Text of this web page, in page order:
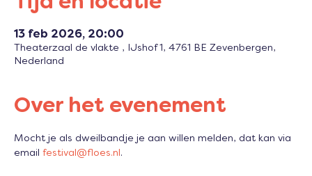
13 feb 2026, 20:00
Theaterzaal de vlakte , IJshof 1, 4761 BE Zevenbergen,
Nederland
Over het evenement
Mocht je als dweilbandje je aan willen melden, dat kan via
email festival@floes.nl .